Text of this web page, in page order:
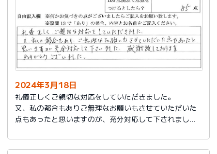
2024年3月18日
礼儀正しくご親切な対応をしていただきました。
又、私の都合もありご無理なお願いもさせていただいた
点もあったと思いますのが、充分対応して下されまし
ありがとうございました。